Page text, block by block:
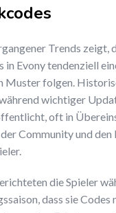
Trends zeigt,
in Evony tendenziell
Muster folgen.
wichtiger
oft in
Community und den
die Spieler
dass sie Codes